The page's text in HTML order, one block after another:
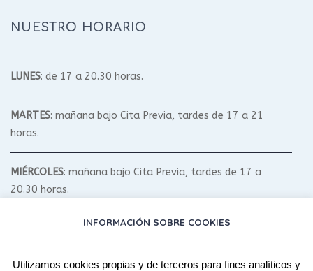
NUESTRO HORARIO
LUNES: de 17 a 20.30 horas.
MARTES: mañana bajo Cita Previa, tardes de 17 a 21
horas.
MIÉRCOLES: mañana bajo Cita Previa, tardes de 17 a
20.30 horas.
: mañana bajo Cita Previa, tardes de 17 a 20.30
INFORMACIÓN SOBRE COOKIES
Utilizamos cookies propias y de terceros para fines analíticos y